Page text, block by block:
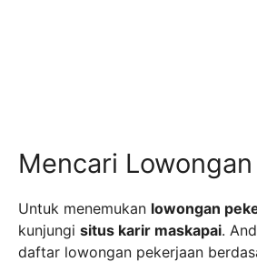
Mencari
Untuk menemukan lowongan
kunjungi situs karir maskapai.
daftar lowongan pekerjaan